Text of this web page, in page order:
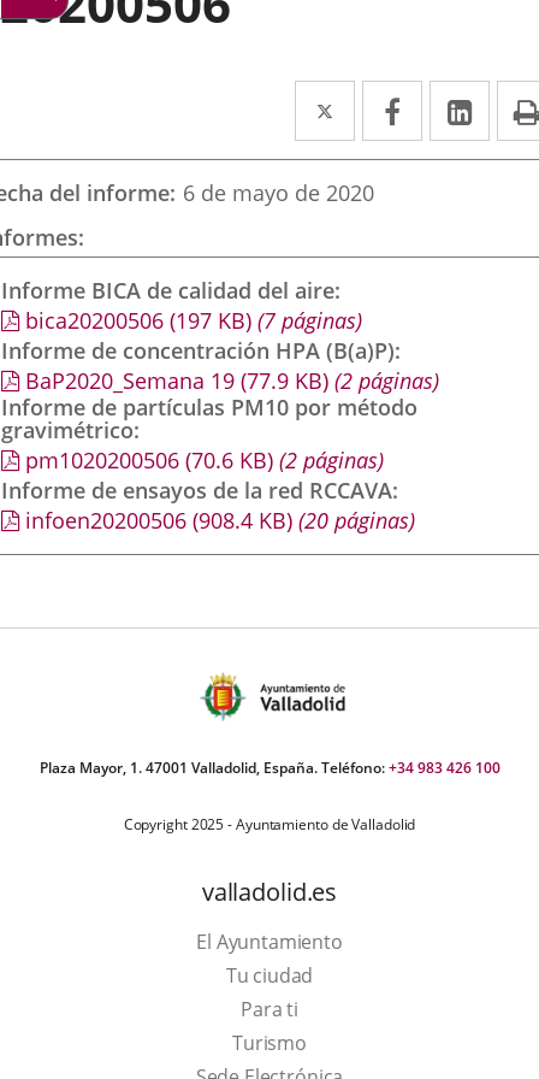
Twitter
Enlace
a
una
externa.
Facebook
Enlace
a
externa.
a
del informe 6 de mayo de 2020
Informe BICA de calidad del aire
bica20200506 (197 KB) (7 páginas)
Informe de concentración HPA (B(a)P)
BaP2020_Semana 19 (77.9 KB) (2 páginas)
Informe de partículas PM10 por método
gravimétrico
pm1020200506 (70.6 KB) (2 páginas)
Informe de ensayos de la red RCCAVA
infoen20200506 (908.4 KB) (20 páginas)
Plaza Mayor, 1. 47001 Valladolid, España. Teléfono:+34 983 426 100
Copyright 2025 - Ayuntamiento de Valladolid
valladolid.es
El Ayuntamiento
Tu ciudad
Para ti
TurismoThis